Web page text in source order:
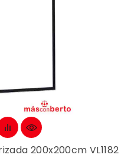
200x200cm VL1182